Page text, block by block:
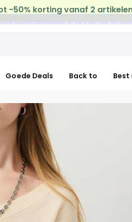
leveringop al de Mode &
Goede Deals Back to Best